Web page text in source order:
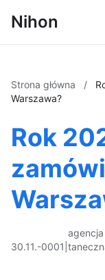
Nihon
Strona główna /
Warszawa?
Rok
30.11.-0001
agencja